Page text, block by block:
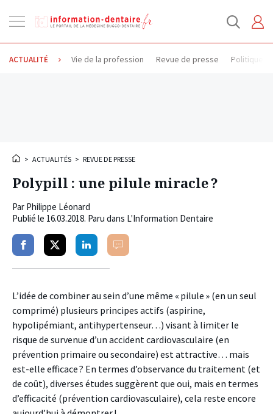
la
navigation
ACTUALITÉ Vie de la profession Revue de presse Politique
> ACTUALITÉS > REVUE DE PRESSE
Polypill : une pilule miracle ?
Par Philippe Léonard
Publié le 16.03.2018. Paru dans L'Information Dentaire
PartagerPartagerPartagerCommenter
L’idée de combiner au sein d’une même « pilule » (en un seul
comprimé) plusieurs principes actifs (aspirine,
hypolipémiant, antihypertenseur…) visant à limiter le
risque de survenue d’un accident cardiovasculaire (en
prévention primaire ou secondaire) est attractive… mais
est-elle efficace ? En termes d’observance du traitement (et
de coût), diverses études suggèrent que oui, mais en termes
d’efficacité (prévention cardiovasculaire), cela reste encore